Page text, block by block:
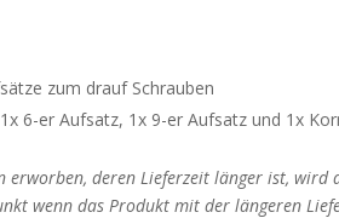
zum drauf Schrauben
6-er Aufsatz, 1x 9-er Aufsatz und 1x
deren Lieferzeit länger ist,
wenn das Produkt mit der längeren